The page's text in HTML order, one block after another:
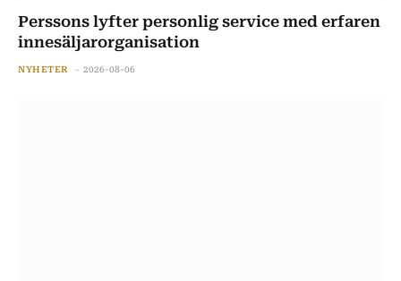
Perssons lyfter personlig service med erfaren
innesäljarorganisation
NYHETER 2026-08-06